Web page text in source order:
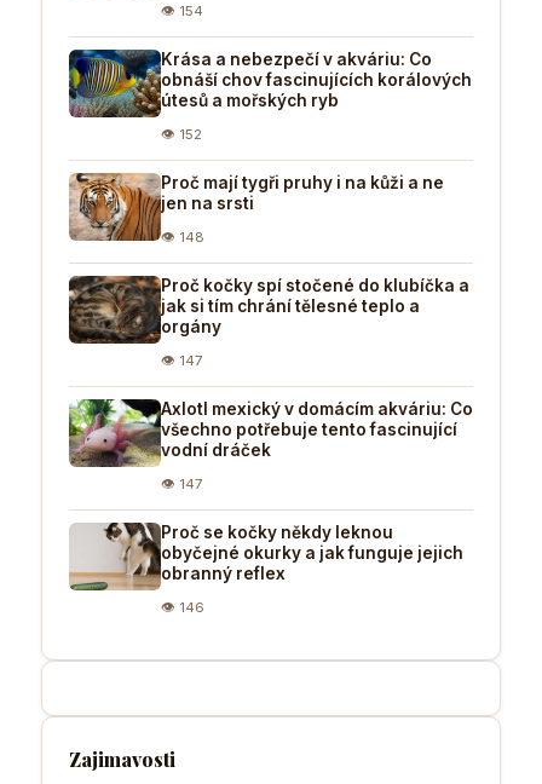
👁 154
Krása a nebezpečí v akváriu: Co
obnáší chov fascinujících korálových
útesů a mořských ryb
👁 152
Proč mají tygři pruhy i na kůži a ne
jen na srsti
👁 148
Proč kočky spí stočené do klubíčka a
jak si tím chrání tělesné teplo a
orgány
👁 147
Axlotl mexický v domácím akváriu: Co
všechno potřebuje tento fascinující
vodní dráček
👁 147
Proč se kočky někdy leknou
obyčejné okurky a jak funguje jejich
obranný reflex
👁 146
Zajimavosti